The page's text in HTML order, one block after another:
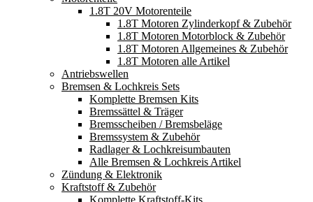
1.8T 20V Motorenteile
1.8T Motoren Zylinderkopf & Zubehör
1.8T Motoren Motorblock & Zubehör
1.8T Motoren Allgemeines & Zubehör
1.8T Motoren alle Artikel
Antriebswellen
Bremsen & Lochkreis Sets
Komplette Bremsen Kits
Bremssättel & Träger
Bremsscheiben / Bremsbeläge
Bremssystem & Zubehör
Radlager & Lochkreisumbauten
Alle Bremsen & Lochkreis Artikel
Zündung & Elektronik
Kraftstoff & Zubehör
Komplette Kraftstoff-Kits